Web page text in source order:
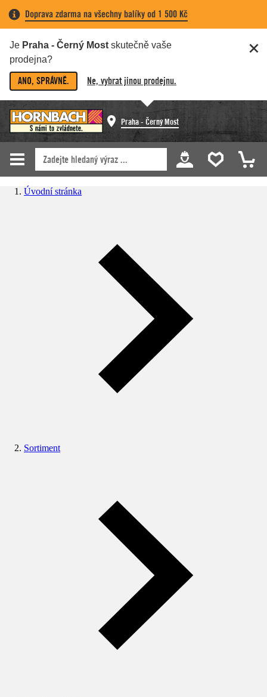
Doprava zdarma na všechny balíky od 1 500 Kč
Je Praha - Černý Most skutečně vaše
prodejna?
ANO, SPRÁVNĚ. Ne, vybrat jinou prodejnu.
Praha - Černý Most
Úvodní stránka
Sortiment